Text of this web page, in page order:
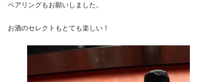
ペアリングもお願いしました。
お酒のセレクトもとても楽しい！